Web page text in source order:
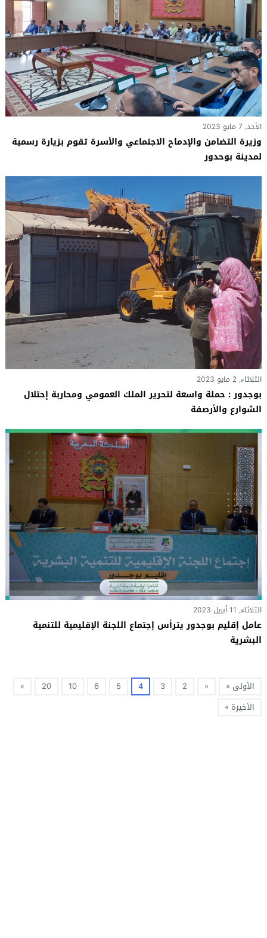
الأحد, 7 مايو 2023
وزيرة التضامن والإدماح الاجتماعي والأسرة تقوم بزيارة رسمية
لمدينة بوحدور
الثلاثاء, 2 مايو 2023
بوجدور : حملة واسعة لتحرير الملك العمومي ومحاربة إحتلال
الشوارع والأرصفة
الثلاثاء, 11 أبريل 2023
عامل إقليم بوجدور يترأس إجتماع اللجنة الإقليمية للتنمية
البشرية
الأولى » «
2
3
4
5
6
10
20
»
الأخيرة »